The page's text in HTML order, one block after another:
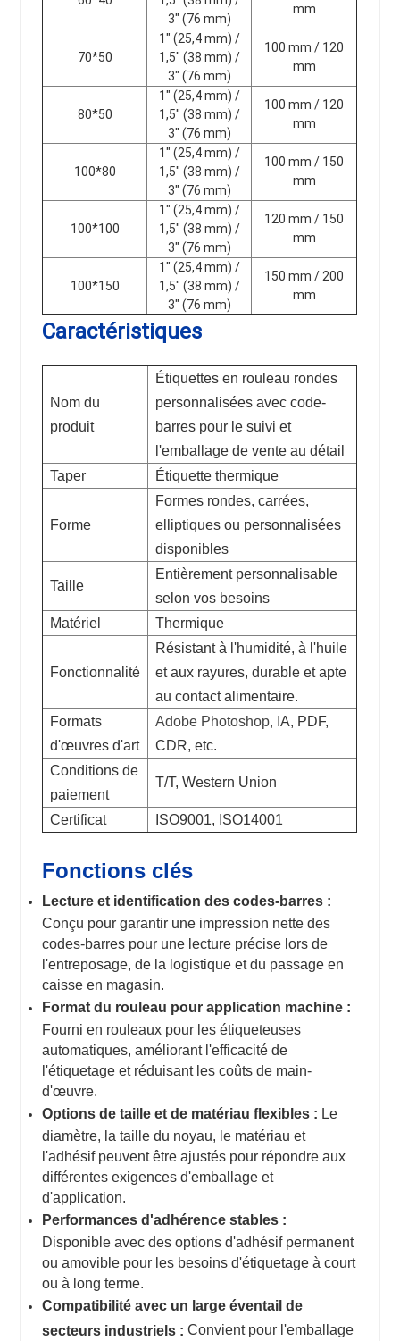
3" (76 mm)
mm
70*50
1" (25,4 mm) /
1,5" (38 mm) /
3" (76 mm)
100 mm / 120
mm
80*50
1" (25,4 mm) /
1,5" (38 mm) /
3" (76 mm)
100 mm / 120
mm
100*80
1" (25,4 mm) /
1,5" (38 mm) /
3" (76 mm)
100 mm / 150
mm
100*100
1" (25,4 mm) /
1,5" (38 mm) /
3" (76 mm)
120 mm / 150
mm
100*150
1" (25,4 mm) /
1,5" (38 mm) /
3" (76 mm)
150 mm / 200
mm
Caractéristiques
Nom du
produit
Étiquettes en rouleau rondes
personnalisées avec code-
barres pour le suivi et
l'emballage de vente au détail
Taper
Étiquette thermique
Forme
Formes rondes, carrées,
elliptiques ou personnalisées
disponibles
Taille
Entièrement personnalisable
selon vos besoins
Matériel
Thermique
Fonctionnalité
Résistant à l'humidité, à l'huile
et aux rayures, durable et apte
au contact alimentaire.
Formats
d'œuvres d'art
Adobe Photoshop, IA, PDF,
CDR, etc.
Conditions de
paiement
T/T, Western Union
Certificat ISO9001, ISO14001
Fonctions clés
Lecture et identification des codes-barres :
Conçu pour garantir une impression nette des
codes-barres pour une lecture précise lors de
l'entreposage, de la logistique et du passage en
caisse en magasin.
Format du rouleau pour application machine :
Fourni en rouleaux pour les étiqueteuses
automatiques, améliorant l'efficacité de
l'étiquetage et réduisant les coûts de main-
d'œuvre.
Options de taille et de matériau flexibles : Le
diamètre, la taille du noyau, le matériau et
l'adhésif peuvent être ajustés pour répondre aux
différentes exigences d'emballage et
d'application.
Performances d'adhérence stables :
Disponible avec des options d'adhésif permanent
ou amovible pour les besoins d'étiquetage à court
ou à long terme.
Compatibilité avec un large éventail de
secteurs industriels : Convient pour l'emballage